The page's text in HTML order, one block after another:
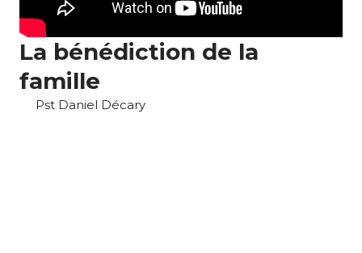
La bénédiction de la
famille
Pst Daniel Décary